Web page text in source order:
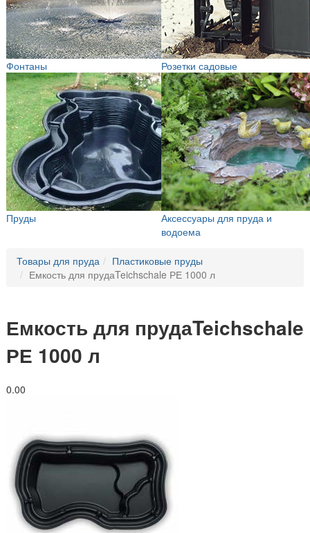
Фонтаны Розетки садовые
Пруды
Аксессуары для пруда и
водоема
Товары для пруда
Пластиковые пруды
Емкость для прудаTeichschale РЕ 1000 л
Емкость для прудаTeichschale
РЕ 1000 л
0.00